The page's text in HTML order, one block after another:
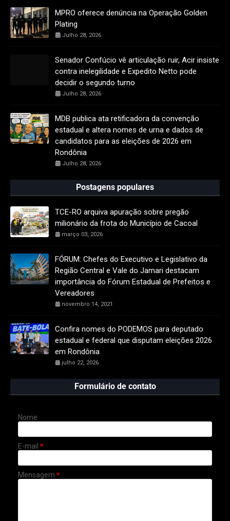
MPRO oferece denúncia na Operação Golden
Plating
Julho 28, 2026
Senador Confúcio vê articulação ruir, Acir insiste
contra inelegilidade e Expedito Netto pode
decidir o segundo turno
Julho 28, 2026
MDB publica ata retificadora da convenção
estadual e altera nomes de urna e dados de
candidatos para as eleições de 2026 em
Rondônia
Julho 28, 2026
Postagens populares
TCE-RO arquiva apuração sobre pregão
milionário da frota do Município de Cacoal
março 03, 2026
FÓRUM: Chefes do Executivo e Legislativo da
Região Central e Vale do Jamari destacam
importância do Fórum Estadual de Prefeitos e
Vereadores
novembro 14, 2021
Confira nomes do PODEMOS para deputado
estadual e federal que disputam eleições 2026
em Rondônia
julho 22, 2026
Formulário de contato
Nome
E-mail *
Mensagem *